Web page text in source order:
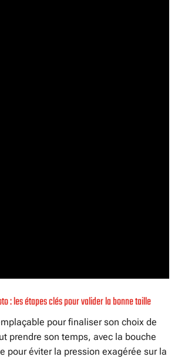
: les étapes clés pour valider la bonne taille
pour finaliser son choix de
prendre son temps, avec la bouche
pour éviter la pression exagérée sur la